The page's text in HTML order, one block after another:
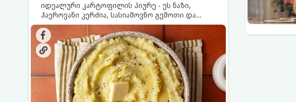
იდეალური კარტოფილის პიურე - ეს ნაზი,
ჰაეროვანი კერძია, სასიამოვნო გემოთი და
ნაღების-მოყვითალო ფერით. მისი მომზადება
ძალიან მარტივია, მაგრამ არსებობს რამდენიმე
საიდუმლო, რომლებიც უნდა იცოდეთ, რომ
პიურე იდეალურად გემრიელი გამოვიდეს.